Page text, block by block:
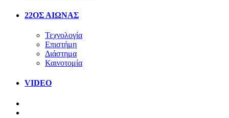
22ΟΣ ΑΙΩΝΑΣ
Τεχνολογία
Επιστήμη
Διάστημα
Καινοτομία
VIDEO